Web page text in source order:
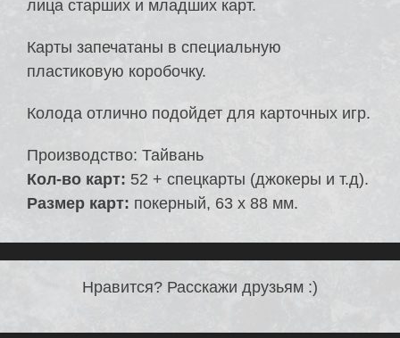
лица старших и младших карт.
Карты запечатаны в специальную
пластиковую коробочку.
Колода отлично подойдет для карточных игр.
Производство: Тайвань
Кол-во карт: 52 + спецкарты (джокеры и т.д).
Размер карт: покерный, 63 х 88 мм.
Нравится? Расскажи друзьям :)